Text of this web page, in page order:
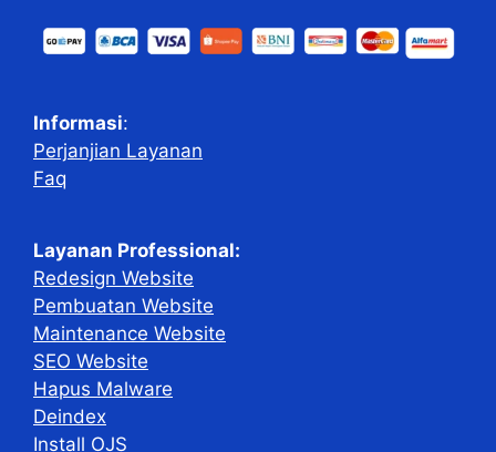
Informasi:
Perjanjian Layanan
Faq
Layanan Professional:
Redesign Website
Pembuatan Website
Maintenance Website
SEO Website
Hapus Malware
Deindex
Install OJS